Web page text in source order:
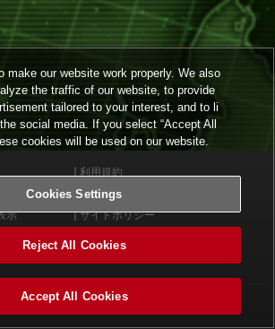
利用規約
外部送信について
示
サイトポリシー
©2026 Konami Arcade Games
make our website work properly. We also
the traffic of our website, to provide
tailored to your interest, and to li
social media. If you select “Accept All
cookies will be used on our website.
Cookies Settings
Reject All Cookies
Accept All Cookies